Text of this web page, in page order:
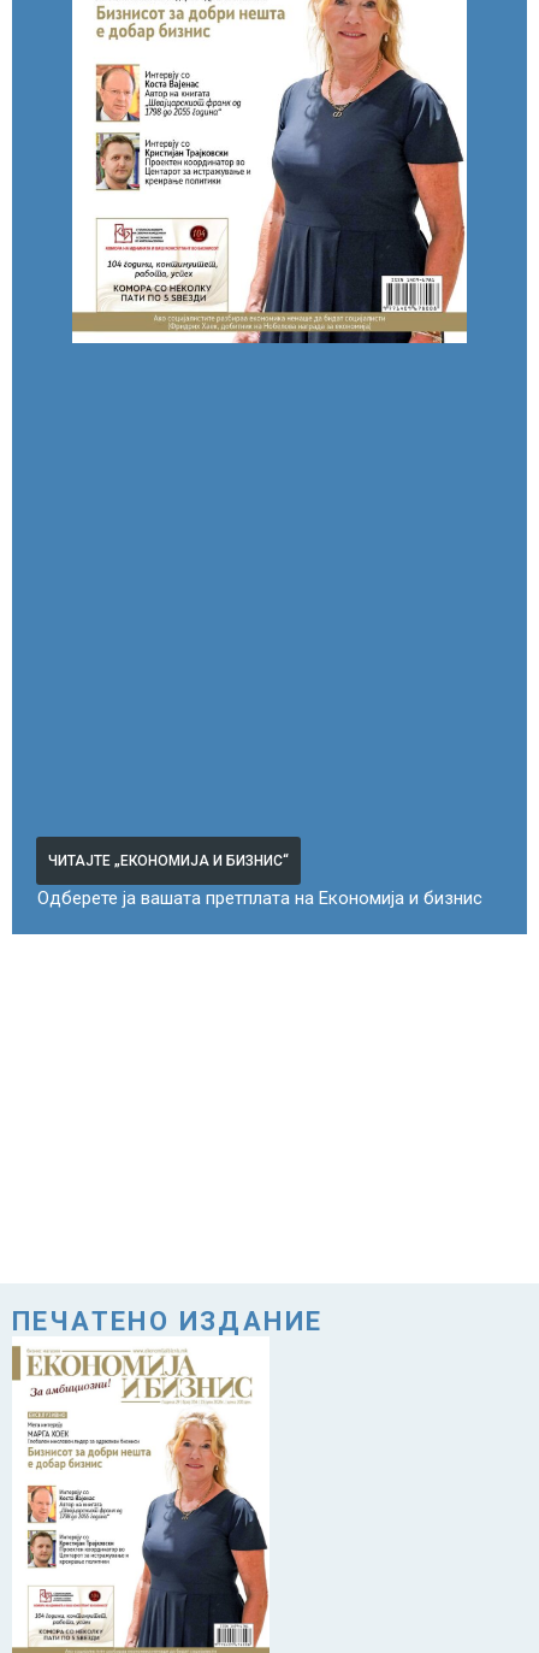
ЧИТАЈТЕ „ЕКОНОМИЈА И БИЗНИС“
Одберете ја вашата претплата на Економија и бизнис
ПЕЧАТЕНО ИЗДАНИЕ